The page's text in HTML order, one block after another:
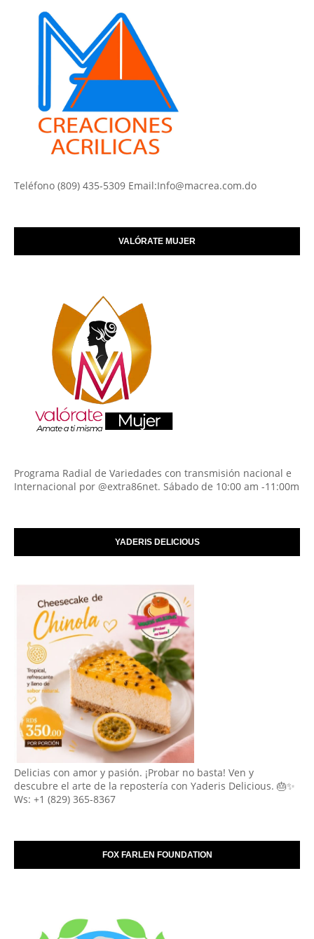
Teléfono (809) 435-5309 Email:Info@macrea.com.do
VALÓRATE MUJER
Programa Radial de Variedades con transmisión nacional e
Internacional por @extra86net. Sábado de 10:00 am -11:00m
YADERIS DELICIOUS
Delicias con amor y pasión. ¡Probar no basta! Ven y
descubre el arte de la repostería con Yaderis Delicious. 🎂✨
Ws: +1 (829) 365-8367
FOX FARLEN FOUNDATION